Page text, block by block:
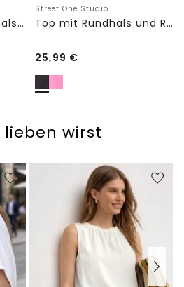
Basic Top mit Rundhals in Unifarbe
Street One Studio
Top mit Rundhals und Rüschendetails
25,99 €
lieben wirst